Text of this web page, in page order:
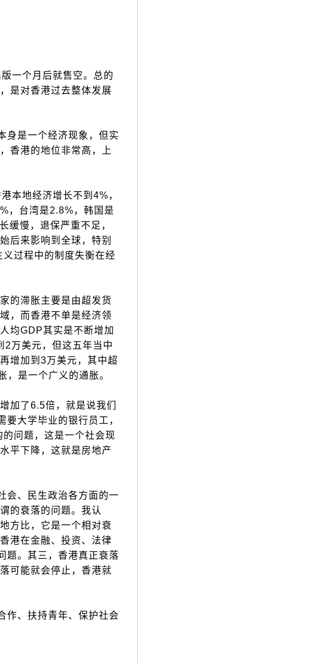
一个月后就售空。总的
是对香港过去整体发展
是一个经济现象，但实
香港的地位非常高，上
本地经济增长不到4%，
，台湾是2.8%，韩国是
缓慢，退保严重不足，
后来影响到全球，特别
过程中的制度失衡在经
的滞胀主要是由超发货
，而香港不单是经济领
均GDP其实是不断增加
万美元，但这五年当中
增加到3万美元，其中超
是一个广义的通胀。
了6.5倍，就是说我们
大学毕业的银行员工，
问题，这是一个社会现
平下降，这就是房地产
会、民生政治各方面的一
的衰落的问题。我认
方比，它是一个相对衰
港在金融、投资、法律
题。其三，香港真正衰落
可能就会停止，香港就
、扶持青年、保护社会